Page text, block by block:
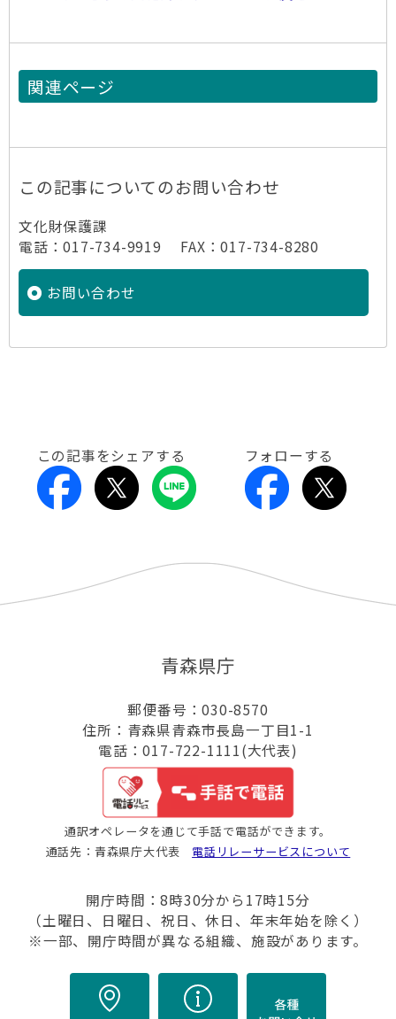
関連ページ
この記事についてのお問い合わせ
文化財保護課
電話：017-734-9919 FAX：017-734-8280
お問い合わせ
この記事をシェアする フォローする
青森県庁
郵便番号：030-8570
住所：青森県青森市長島一丁目1-1
電話：017-722-1111(大代表)
通訳オペレータを通じて手話で電話ができます。
通話先：青森県庁大代表 電話リレーサービスについて
開庁時間：8時30分から17時15分
（土曜日、日曜日、祝日、休日、年末年始を除く）
※一部、開庁時間が異なる組織、施設があります。